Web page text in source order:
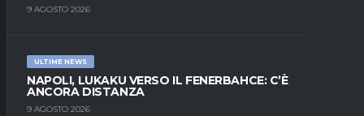
9 AGOSTO 2026
ULTIME NEWS
NAPOLI, LUKAKU VERSO IL FENERBAHCE: C’È
ANCORA DISTANZA
9 AGOSTO 2026